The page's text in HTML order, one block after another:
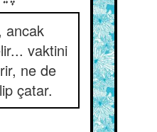
ancak
vaktini
ne de
çatar.